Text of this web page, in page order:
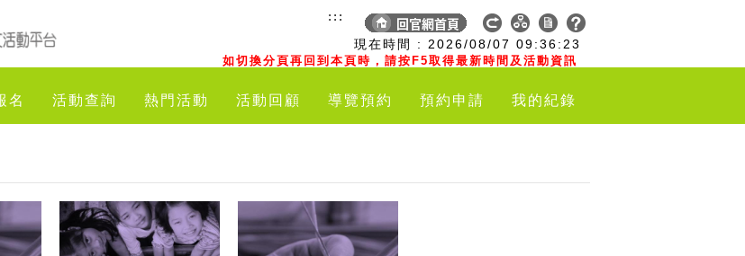
現在時間 : 2026/08/07 09:36:24
如切換分頁再回到本頁時，請按F5取得最新時間及活動資訊
:::
名 活動查詢 熱門活動 活動回顧 導覽預約 預約申請 我的紀錄